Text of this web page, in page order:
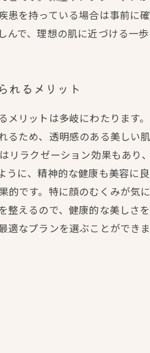
患を持っている場合は事前に
んで、理想の肌に近づける一
れるメリット
メリットは多岐にわたります
るため、透明感のある美しい
リラクゼーション効果もあ
うに、精神的な健康も美容に
的です。特に顔のむくみが気
整えるので、健康的な美しさ
適なプランを選ぶことができ